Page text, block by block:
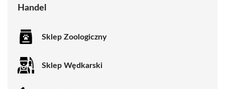
Handel
Sklep Zoologiczny
Sklep Wędkarski